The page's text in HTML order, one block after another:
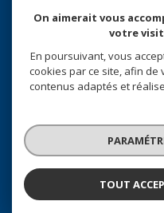
© 2026 | Tous droits
Nos honoraires
On aimerait vous
votre
En poursuivant, vous
cookies par ce site, afin de
contenus adaptés et
TOUT